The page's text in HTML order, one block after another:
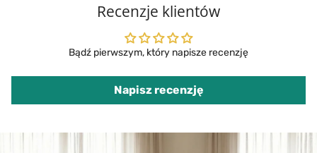
Recenzje klientów
Bądź pierwszym, który napisze recenzję
Napisz recenzję